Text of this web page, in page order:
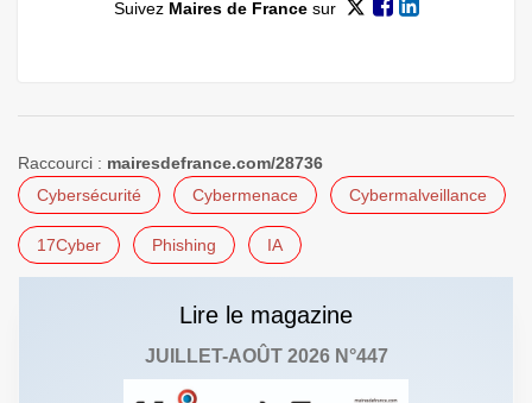
Suivez Maires de Francesur
Raccourci : mairesdefrance.com/28736
Cybersécurité
Cybermenace Cybermalveillance
17Cyber Phishing IA
Lire le magazine
JUILLET-AOÛT 2026 N°447